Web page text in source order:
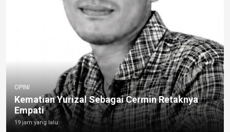
OPINI
Kematian Yurizal Sebagai Cermin Retaknya
Empati
19 jam yang lalu